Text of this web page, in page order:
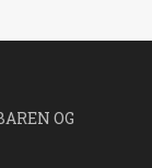
OG